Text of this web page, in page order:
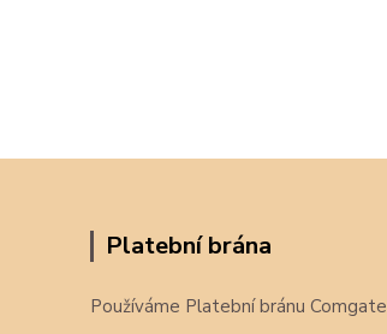
Platební brána
Používáme Platební bránu Comgate